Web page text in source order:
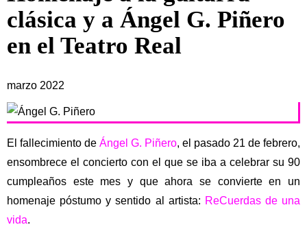
clásica y a Ángel G. Piñero
en el Teatro Real
marzo 2022
El fallecimiento de Ángel G. Piñero, el pasado 21 de febrero,
ensombrece el concierto con el que se iba a celebrar su 90
cumpleaños este mes y que ahora se convierte en un
homenaje póstumo y sentido al artista: ReCuerdas de una
vida.